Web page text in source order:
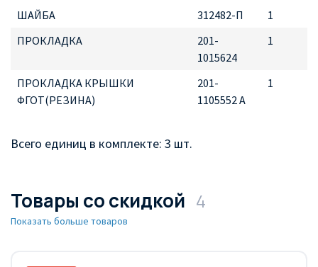
ШАЙБА 312482-П
1
ПРОКЛАДКА
201-
1015624
1
ПРОКЛАДКА КРЫШКИ
ФГОТ(РЕЗИНА)
201-
1105552 А
1
Всего единиц в комплекте: 3 шт.
Товары со скидкой 4
Показать больше товаров